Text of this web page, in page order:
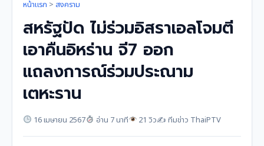
หน้าแรก > สงคราม
สหรัฐปัด ไม่ร่วมอิสราเอลโจมตี
เอาคืนอิหร่าน จี7 ออก
แถลงการณ์ร่วมประณาม
เตหะราน
16 เมษายน 2567 อ่าน 7 นาที 21 วิว✍️ ทีมข่าว ThaiPTV